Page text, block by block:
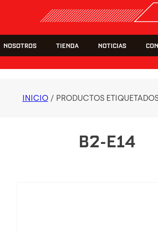
NOSOTROS TIENDA NOTICIAS
INICIO/ PRODUCTOS
B2-E14